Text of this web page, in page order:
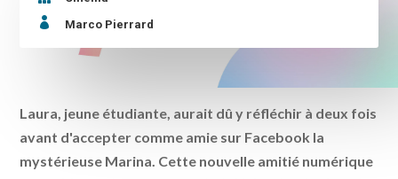
 Marco Pierrard
Laura, jeune étudiante, aurait dû y réfléchir à deux fois
avant d'accepter comme amie sur Facebook la
mystérieuse Marina. Cette nouvelle amitié numérique